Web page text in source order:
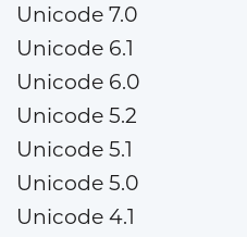
Unicode 7.0
Unicode 6.1
Unicode 6.0
Unicode 5.2
Unicode 5.1
Unicode 5.0
Unicode 4.1